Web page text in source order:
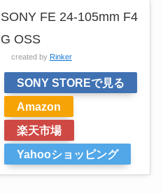
SONY FE 24-105mm F4
G OSS
created by Rinker
SONY STOREで見る
Amazon
楽天市場
Yahooショッピング